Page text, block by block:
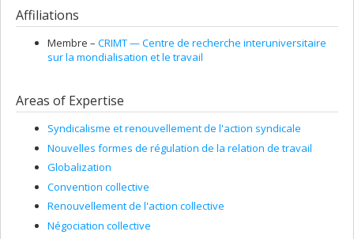
Affiliations
Membre – CRIMT — Centre de recherche interuniversitaire
sur la mondialisation et le travail
Areas of Expertise
Syndicalisme et renouvellement de l'action syndicale
Nouvelles formes de régulation de la relation de travail
Globalization
Convention collective
Renouvellement de l'action collective
Négociation collective